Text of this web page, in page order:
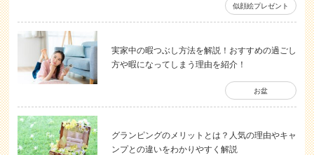
似顔絵プレゼント
実家中の暇つぶし方法を解説！おすすめの過ごし
方や暇になってしまう理由を紹介！
お盆
グランピングのメリットとは？人気の理由やキャ
ンプとの違いをわかりやすく解説